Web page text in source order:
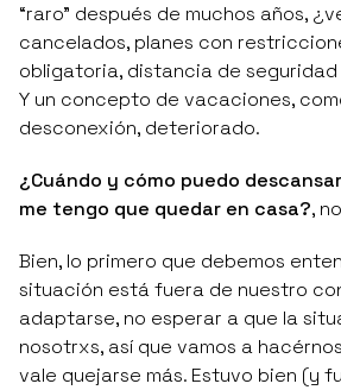
“raro” después de muchos años,
cancelados, planes con
obligatoria, distancia de
Y un concepto de vacaciones,
desconexión, deteriorado.
¿Cuándo y cómo puedo
me tengo que quedar en casa?,
Bien, lo primero que debemos
situación está fuera de nuestro
adaptarse, no esperar a que la
nosotrxs, así que vamos a
vale quejarse más. Estuvo bien (y